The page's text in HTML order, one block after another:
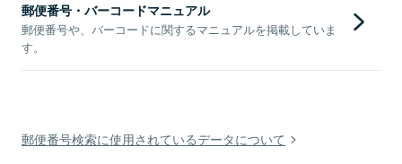
郵便番号・バーコードマニュアル
郵便番号や、バーコードに関するマニュアルを掲載していま
す。
郵便番号検索に使用されているデータについて